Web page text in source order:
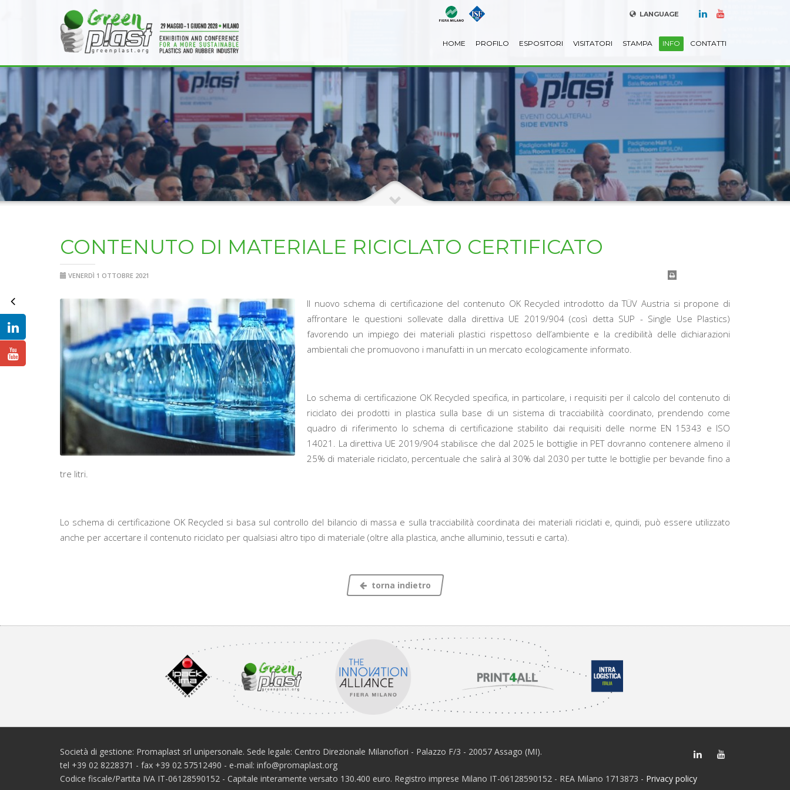
LANGUAGE
HOME PROFILO ESPOSITORI VISITATORI STAMPA INFO CONTATTI
CONTENUTO DI MATERIALE RICICLATO CERTIFICATO
VENERDÌ 1 OTTOBRE 2021
Il nuovo schema di certificazione del contenuto OK Recycled introdotto da TÜV Austria si propone di
affrontare le questioni sollevate dalla direttiva UE 2019/904 (così detta SUP - Single Use Plastics)
favorendo un impiego dei materiali plastici rispettoso dell’ambiente e la credibilità delle dichiarazioni
ambientali che promuovono i manufatti in un mercato ecologicamente informato.
Lo schema di certificazione OK Recycled specifica, in particolare, i requisiti per il calcolo del contenuto di
riciclato dei prodotti in plastica sulla base di un sistema di tracciabilità coordinato, prendendo come
quadro di riferimento lo schema di certificazione stabilito dai requisiti delle norme EN 15343 e ISO
14021. La direttiva UE 2019/904 stabilisce che dal 2025 le bottiglie in PET dovranno contenere almeno il
25% di materiale riciclato, percentuale che salirà al 30% dal 2030 per tutte le bottiglie per bevande fino a
tre litri.
Lo schema di certificazione OK Recycled si basa sul controllo del bilancio di massa e sulla tracciabilità coordinata dei materiali riciclati e, quindi, può essere utilizzato
anche per accertare il contenuto riciclato per qualsiasi altro tipo di materiale (oltre alla plastica, anche alluminio, tessuti e carta).
torna indietro
Società di gestione: Promaplast srl unipersonale. Sede legale: Centro Direzionale Milanofiori - Palazzo F/3 - 20057 Assago (MI).
tel +39 02 8228371 - fax +39 02 57512490 - e-mail: info@promaplast.org
Codice fiscale/Partita IVA IT-06128590152 - Capitale interamente versato 130.400 euro. Registro imprese Milano IT-06128590152 - REA Milano 1713873 - Privacy policy